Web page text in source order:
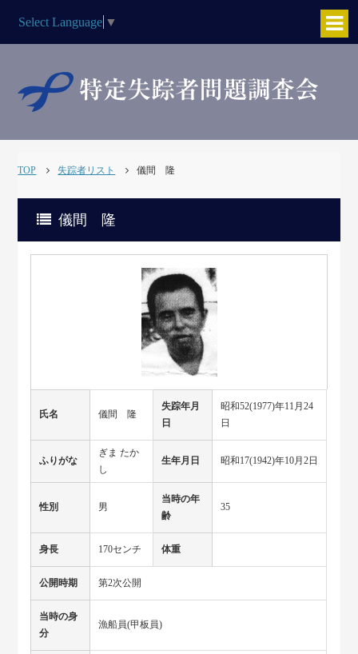
Select Language ▼
TOP 失踪者リスト 儀間 隆
儀間 隆
氏名 儀間 隆
失踪年月
日
昭和52(1977)年11月24
日
ふりがな
ぎま たか
し
生年月日 昭和17(1942)年10月2日
性別 男
当時の年
齢
35
身長 170センチ 体重
公開時期 第2次公開
当時の身
分
漁船員(甲板員)